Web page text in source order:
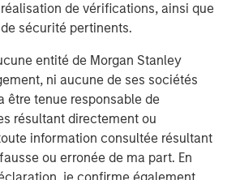
de vérifications, ainsi que
sécurité pertinents.
entité de Morgan Stanley
ni aucune de ses sociétés
être tenue responsable de
résultant directement ou
information consultée résultant
ou erronée de ma part. En
forces are expected to drive
in performance. As clarity emerges
shifts, supply chain realignment,
trends, occupier preferences are
targeted strategies at
and sub-sector levels.